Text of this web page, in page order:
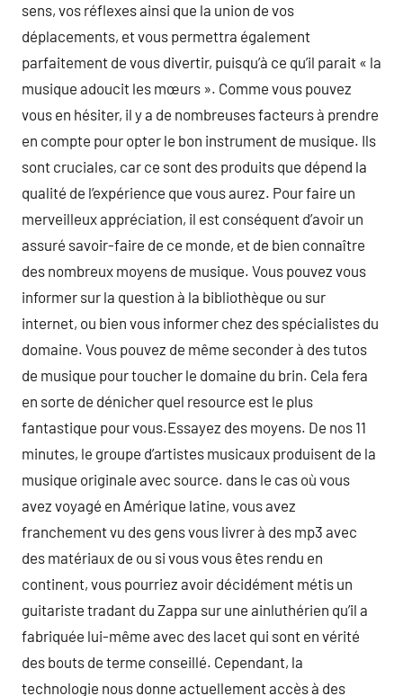
sens, vos réflexes ainsi que la union de vos
déplacements, et vous permettra également
parfaitement de vous divertir, puisqu’à ce qu’il parait « la
musique adoucit les mœurs ». Comme vous pouvez
vous en hésiter, il y a de nombreuses facteurs à prendre
en compte pour opter le bon instrument de musique. Ils
sont cruciales, car ce sont des produits que dépend la
qualité de l’expérience que vous aurez. Pour faire un
merveilleux appréciation, il est conséquent d’avoir un
assuré savoir-faire de ce monde, et de bien connaître
des nombreux moyens de musique. Vous pouvez vous
informer sur la question à la bibliothèque ou sur
internet, ou bien vous informer chez des spécialistes du
domaine. Vous pouvez de même seconder à des tutos
de musique pour toucher le domaine du brin. Cela fera
en sorte de dénicher quel resource est le plus
fantastique pour vous.Essayez des moyens. De nos 11
minutes, le groupe d’artistes musicaux produisent de la
musique originale avec source. dans le cas où vous
avez voyagé en Amérique latine, vous avez
franchement vu des gens vous livrer à des mp3 avec
des matériaux de ou si vous vous êtes rendu en
continent, vous pourriez avoir décidément métis un
guitariste tradant du Zappa sur une ainluthérien qu’il a
fabriquée lui-même avec des lacet qui sont en vérité
des bouts de terme conseillé. Cependant, la
technologie nous donne actuellement accès à des